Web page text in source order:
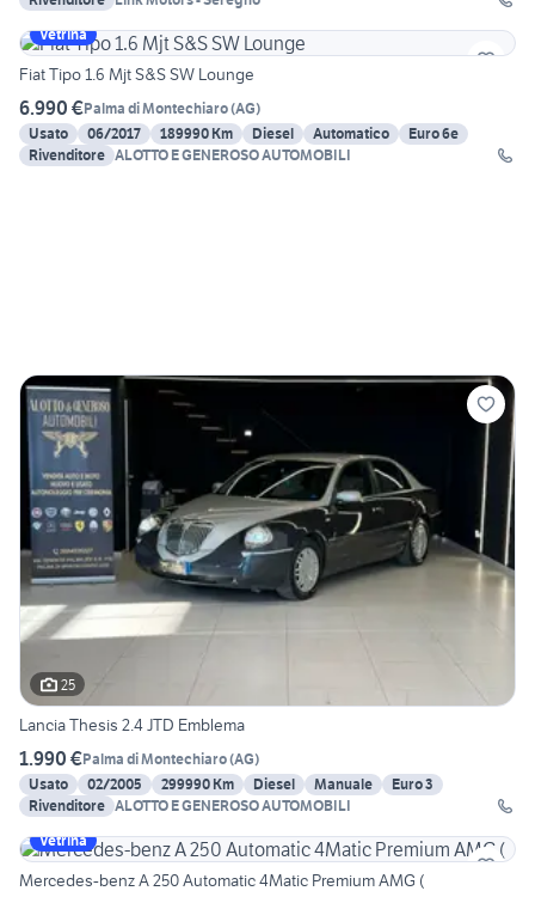
Vetrina
Fiat Tipo 1.6 Mjt S&S SW Lounge
6.990 €Palma di Montechiaro(AG)
Usato
06/2017 189990 Km Diesel Automatico
Euro 6e
Rivenditore ALOTTO E GENEROSO AUTOMOBILI
25
Lancia Thesis 2.4 JTD Emblema
1.990 €Palma di Montechiaro(AG)
Usato
02/2005 299990 Km Diesel Manuale
Euro 3
Rivenditore ALOTTO E GENEROSO AUTOMOBILI
Vetrina
Mercedes-benz A 250 Automatic 4Matic Premium AMG (